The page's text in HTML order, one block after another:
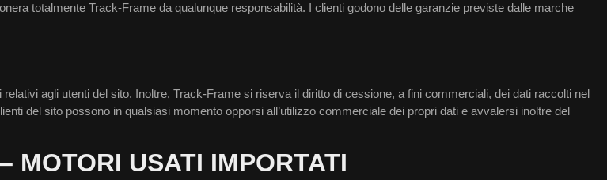
totalmente Track-Frame da qualunque responsabilità. I clienti godono delle garanzie previste dalle marche
agli utenti del sito. Inoltre, Track-Frame si riserva il diritto di cessione, a fini commerciali, dei dati raccolti nel
del sito possono in qualsiasi momento opporsi all’utilizzo commerciale dei propri dati e avvalersi inoltre del
MOTORI USATI IMPORTATI